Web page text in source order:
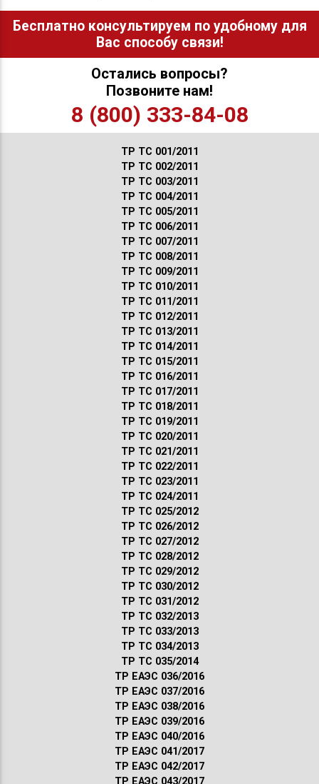
Бесплатно консультируем по удобному для
Вас способу связи!
Остались вопросы?
Позвоните нам!
8 (800) 333-84-08
ТР ТС 001/2011
ТР ТС 002/2011
ТР ТС 003/2011
ТР ТС 004/2011
ТР ТС 005/2011
ТР ТС 006/2011
ТР ТС 007/2011
ТР ТС 008/2011
ТР ТС 009/2011
ТР ТС 010/2011
ТР ТС 011/2011
ТР ТС 012/2011
ТР ТС 013/2011
ТР ТС 014/2011
ТР ТС 015/2011
ТР ТС 016/2011
ТР ТС 017/2011
ТР ТС 018/2011
ТР ТС 019/2011
ТР ТС 020/2011
ТР ТС 021/2011
ТР ТС 022/2011
ТР ТС 023/2011
ТР ТС 024/2011
ТР ТС 025/2012
ТР ТС 026/2012
ТР ТС 027/2012
ТР ТС 028/2012
ТР ТС 029/2012
ТР ТС 030/2012
ТР ТС 031/2012
ТР ТС 032/2013
ТР ТС 033/2013
ТР ТС 034/2013
ТР ТС 035/2014
ТР ЕАЭС 036/2016
ТР ЕАЭС 037/2016
ТР ЕАЭС 038/2016
ТР ЕАЭС 039/2016
ТР ЕАЭС 040/2016
ТР ЕАЭС 041/2017
ТР ЕАЭС 042/2017
ТР ЕАЭС 043/2017